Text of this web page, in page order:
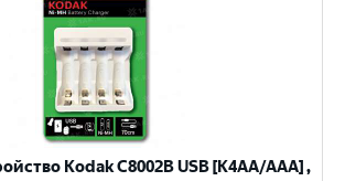
Kodak С8002B USB [K4AA/AAA] ,